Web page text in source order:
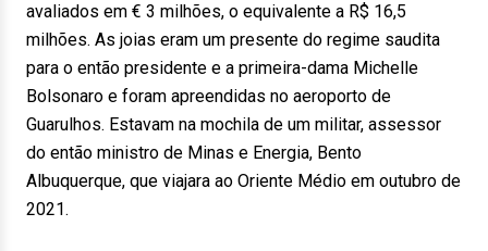
avaliados em € 3 milhões, o equivalente a R$ 16,5
milhões. As joias eram um presente do regime saudita
para o então presidente e a primeira-dama Michelle
Bolsonaro e foram apreendidas no aeroporto de
Guarulhos. Estavam na mochila de um militar, assessor
do então ministro de Minas e Energia, Bento
Albuquerque, que viajara ao Oriente Médio em outubro de
2021.